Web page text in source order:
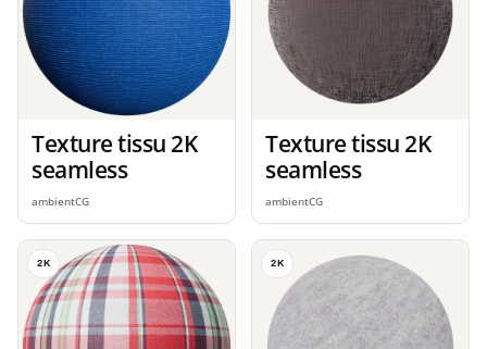
Texture tissu 2K
seamless
ambientCG
Texture tissu 2K
seamless
ambientCG
2K 2K